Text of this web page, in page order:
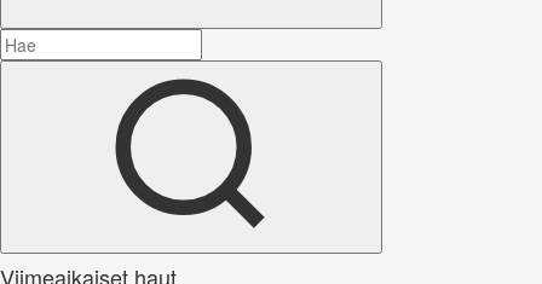
Viimeaikaiset haut